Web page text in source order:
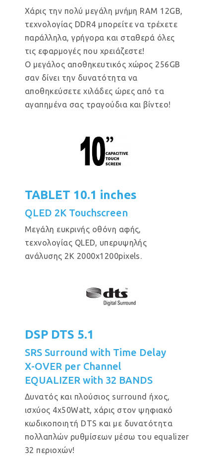
Χάρις την πολύ μεγάλη μνήμη RAM 12GB,
τεχνολογίας DDR4 μπορείτε να τρέχετε
παράλληλα, γρήγορα και σταθερά όλες
τις εφαρμογές που χρειάζεστε!
Ο μεγάλος αποθηκευτικός χώρος 256GB
σαν δίνει την δυνατότητα να
αποθηκεύσετε χιλάδες ώρες από τα
αγαπημένα σας τραγούδια και βίντεο!
TABLET 10.1 inches
QLED 2K Touchscreen
Μεγάλη ευκρινής οθόνη αφής,
τεχνολογίας QLED, υπερυψηλής
ανάλυσης 2Κ 2000x1200pixels.
DSP DTS 5.1
SRS Surround with Time Delay
X-OVER per Channel
EQUALIZER with 32 BANDS
Δυνατός και πλούσιος surround ήχος,
ισχύος 4x50Watt, χάρις στον ψηφιακό
κωδικοποιητή DTS και με δυνατότητα
πολλαπλών ρυθμίσεων μέσω του equalizer
32 περιοχών!